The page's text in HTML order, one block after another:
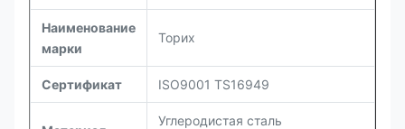
Наименование
марки
Торих
Сертификат ISO9001 TS16949
Углеродистая сталь